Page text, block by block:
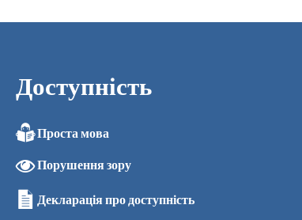
Доступність
Проста мова
Порушення зору
Декларація про доступність